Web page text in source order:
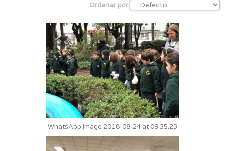
Ordenar por
WhatsApp Image 2018-08-24 at 09.35.23